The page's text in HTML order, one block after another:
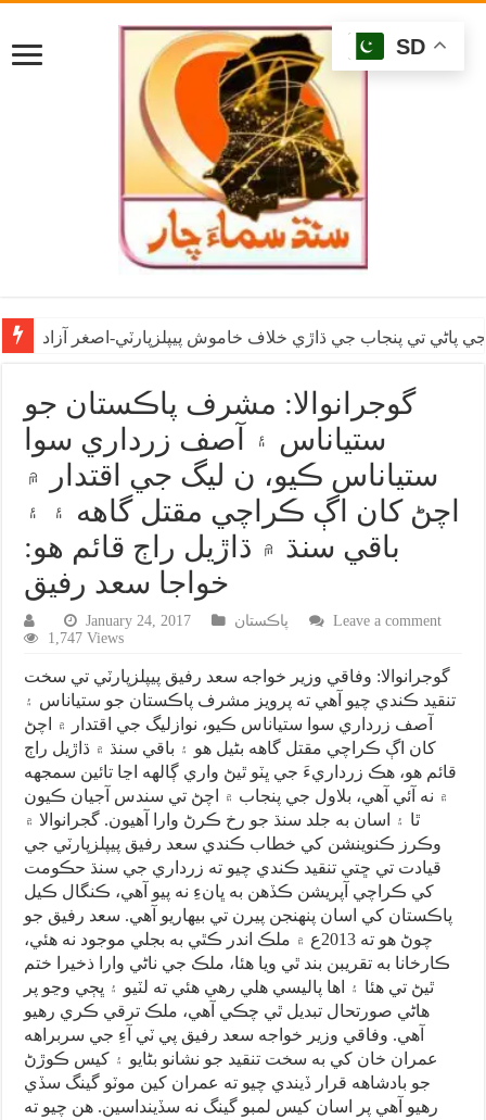
پاڻي تي پنجاب جي ڌاڙي خلاف خاموش پيپلزپارٽي-اصغر آزاد
گوجرانوالا: مشرف پاڪستان جو
ستياناس ۽ آصف زرداري سوا
ستياناس ڪيو، ن ليگ جي اقتدار ۾
اچڻ کان اڳ ڪراچي مقتل گاهه ۽ ۽
باقي سنڌ ۾ ڌاڙيل راڄ قائم هو:
خواجا سعد رفيق
January 24, 2017 پاڪستان
Leave a comment
1,747 Views
گوجرانوالا: وفاقي وزير خواجه سعد رفيق پيپلزپارٽي تي سخت
تنقيد ڪندي چيو آهي ته پرويز مشرف پاڪستان جو ستياناس ۽
آصف زرداري سوا ستياناس ڪيو، نوازليگ جي اقتدار ۾ اچڻ
کان اڳ ڪراچي مقتل گاهه بڻيل هو ۽ باقي سنڌ ۾ ڌاڙيل راڄ
قائم هو، هڪ زرداريءَ جي ڀٽو ٿيڻ واري ڳالهه اڃا تائين سمجهه
۾ نه آئي آهي، بلاول جي پنجاب ۾ اچڻ تي سندس آجيان ڪيون
ٿا ۽ اسان به جلد سنڌ جو رخ ڪرڻ وارا آهيون. گجرانوالا ۾
وڪرز ڪنوينشن کي خطاب ڪندي سعد رفيق پيپلزپارٽي جي
قيادت تي ڇتي تنقيد ڪندي چيو ته زرداري جي سنڌ حڪومت
کي ڪراچي آپريشن ڪڏهن به ڀانءِ نه پيو آهي، ڪنگال ڪيل
پاڪستان کي اسان پنهنجن پيرن تي بيهاريو آهي. سعد رفيق جو
چوڻ هو ته 2013ع ۾ ملڪ اندر ڪٿي به بجلي موجود نه هئي،
ڪارخانا به تقريبن بند ٿي ويا هئا، ملڪ جي ناڻي وارا ذخيرا ختم
ٿيڻ تي هئا ۽ اها پاليسي هلي رهي هئي ته لٽيو ۽ ڀڄي وڃو پر
هاڻي صورتحال تبديل ٿي چڪي آهي، ملڪ ترقي ڪري رهيو
آهي. وفاقي وزير خواجه سعد رفيق پي ٽي آءِ جي سربراهه
عمران خان کي به سخت تنقيد جو نشانو بڻايو ۽ کيس ڪوڙڻ
جو بادشاهه قرار ڏيندي چيو ته عمران کين موٽو گينگ سڏي
رهيو آهي پر اسان کيس لمبو گينگ نه سڏينداسين. هن چيو ته
SD